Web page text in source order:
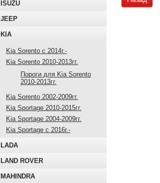
ISUZU
JEEP
KIA
Kia Sorento с 2014г.-
Kia Sorento 2010-2013гг.
Пороги для Kia Sorento
2010-2013гг.
Kia Sorento 2002-2009гг.
Kia Sportage 2010-2015гг.
Kia Sportage 2004-2009гг.
Kia Sportage с 2016г.-
LADA
LAND ROVER
MAHINDRA